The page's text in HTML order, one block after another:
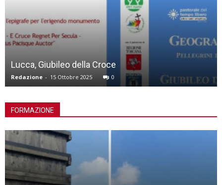
Lucca, Giubileo della Croce
Redazione - 15 Ottobre 2025 0
FORMAZIONE